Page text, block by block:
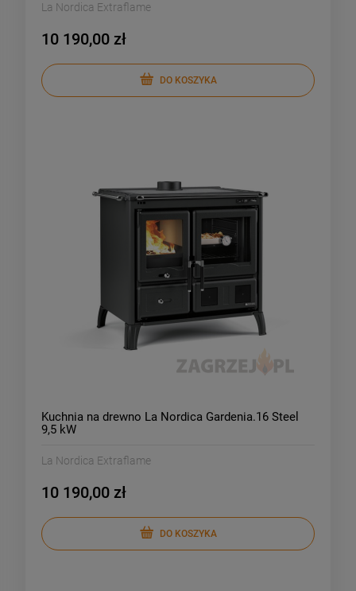
La Nordica Extraflame
10 190,00 zł
DO KOSZYKA
Kuchnia na drewno La Nordica Gardenia.16 Steel
9,5 kW
La Nordica Extraflame
10 190,00 zł
DO KOSZYKA